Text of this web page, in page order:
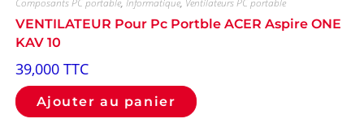
VENTILATEUR Pour Pc Portble ACER Aspire ONE
KAV 10
39,000 TTC
Ajouter au panier